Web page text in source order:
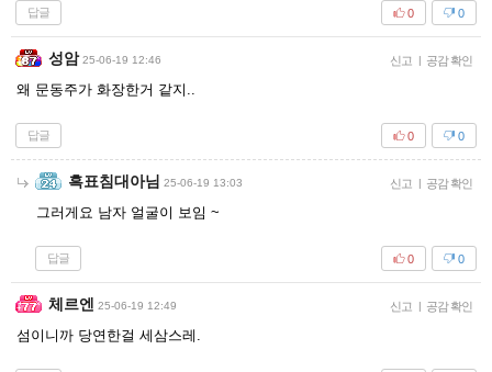
답글 0
0
성암 25-06-19 12:46 신고 | 공감 확인
왜 문동주가 화장한거 같지..
답글 0
0
흑표침대아님 25-06-19 13:03 신고 | 공감 확인
그러게요 남자 얼굴이 보임 ~
답글 0
0
체르엔 25-06-19 12:49 신고 | 공감 확인
섬이니까 당연한걸 세삼스레.